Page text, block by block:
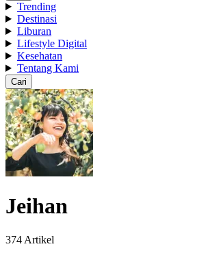
Trending
Destinasi
Liburan
Lifestyle Digital
Kesehatan
Tentang Kami
Cari
Jeihan
374 Artikel